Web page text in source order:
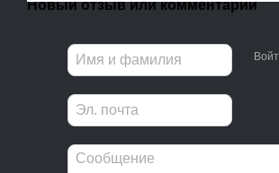
Новый отзыв или комментарий